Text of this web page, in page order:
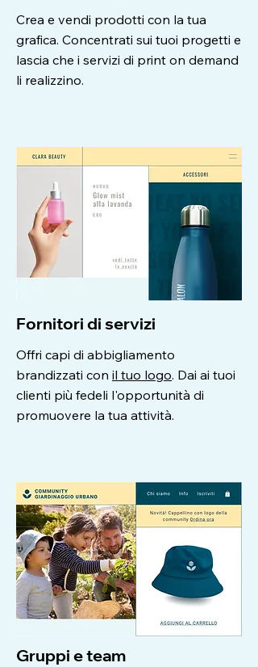
Crea e vendi prodotti con la tua
grafica. Concentrati sui tuoi progetti e
lascia che i servizi di print on demand
li realizzino.
Fornitori di servizi
Offri capi di abbigliamento
brandizzati con il tuo logo. Dai ai tuoi
clienti più fedeli l'opportunità di
promuovere la tua attività.
Gruppi e team